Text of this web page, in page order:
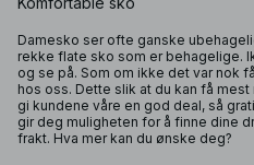
Damesko ser ofte ganske
rekke flate sko som er behagelige.
og se på. Som om ikke det var nok
hos oss. Dette slik at du kan få
gi kundene våre en god deal, så
gir deg muligheten for å finne dine
frakt. Hva mer kan du ønske deg?